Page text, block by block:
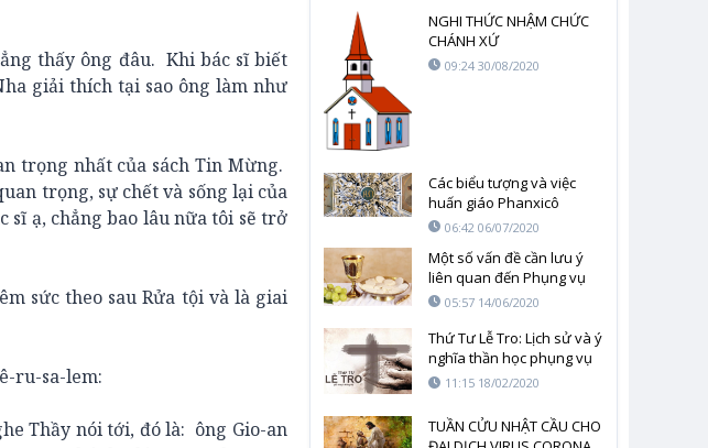
thấy ông đâu. Khi bác sĩ biết
giải thích tại sao ông làm như
trọng nhất của sách Tin Mừng.
trọng, sự chết và sống lại của
ạ, chẳng bao lâu nữa tôi sẽ trở
sức theo sau Rửa tội và là giai
ru-sa-lem:
Thầy nói tới, đó là: ông Gio-an
NGHI THỨC NHẬM CHỨC
CHÁNH XỨ
09:24 30/08/2020
Các biểu tượng và việc
huấn giáo Phanxicô
06:42 06/07/2020
Một số vấn đề cần lưu ý
liên quan đến Phụng vụ
Thánh lễ
05:57 14/06/2020
Thứ Tư Lễ Tro: Lịch sử và ý
nghĩa thần học phụng vụ
11:15 18/02/2020
TUẦN CỬU NHẬT CẦU CHO